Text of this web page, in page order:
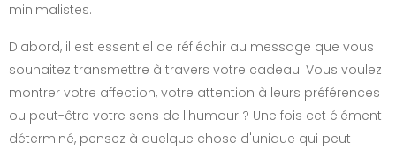
minimalistes.
D'abord, il est essentiel de réfléchir au message que vous
souhaitez transmettre à travers votre cadeau. Vous voulez
montrer votre affection, votre attention à leurs préférences
ou peut-être votre sens de l'humour ? Une fois cet élément
déterminé, pensez à quelque chose d'unique qui peut